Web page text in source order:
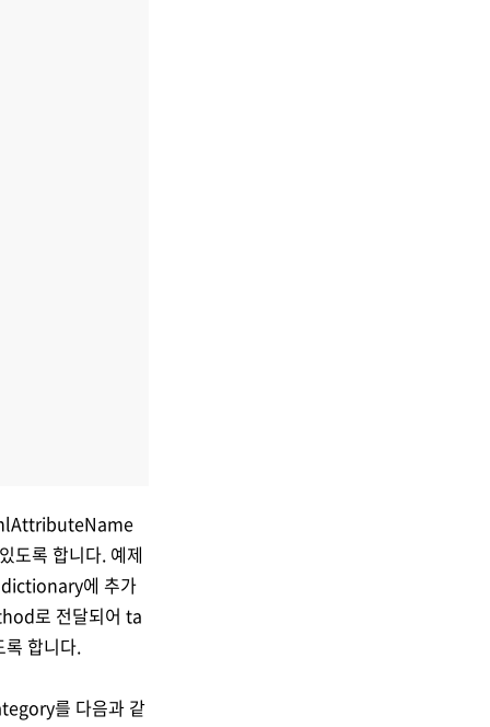
록 합니다. 예제
에 추가
로 전달되어 ta
합니다.
를 다음과 같